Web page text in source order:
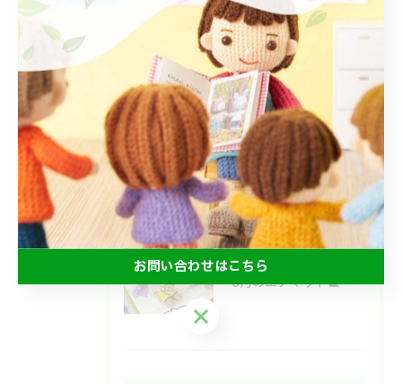
2026/07/18
2026/07/15
2026/07/08
6月のエアマット🐌
お問い合わせはこちら
お問い合わせはこちら